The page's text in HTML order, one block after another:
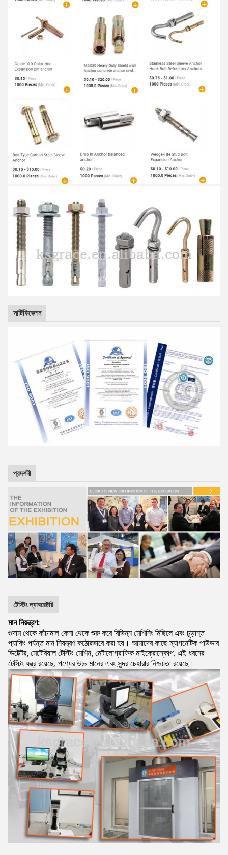
সার্টিফিকেশন
প্রদর্শনী
টেস্টিং ল্যাবরেটরি
মান নিয়ন্ত্রণ:
গুদাম থেকে কাঁচামাল কেনা থেকে শুরু করে বিভিন্ন মেশিনিং মিছিলে এবং চূড়ান্ত
প্যাকিং পর্যন্ত মান নিয়ন্ত্রণ কঠোরভাবে করা হয়। আমাদের কাছে ম্যাগনেটিক পাউডার
ডিটেক্টর, মেটেরিয়াল টেস্টিং মেশিন, মেটালোগ্রাফিক মাইক্রোস্কোপ, এই ধরনের
টেস্টিং যন্ত্র রয়েছে, পণ্যের উচ্চ মানের এবং সুন্দর চেহারার নিশ্চয়তা রয়েছে।